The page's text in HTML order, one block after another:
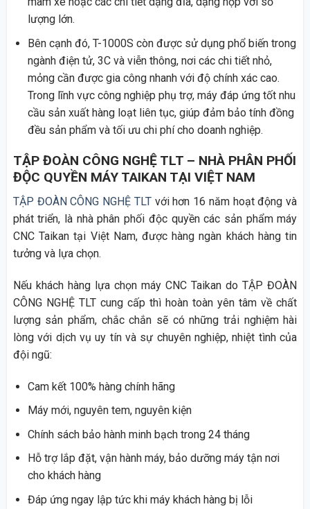
lượng lớn.
Bên cạnh đó, T-1000S còn được sử dụng phổ biến trong
ngành điện tử, 3C và viễn thông, nơi các chi tiết nhỏ,
mỏng cần được gia công nhanh với độ chính xác cao.
Trong lĩnh vực công nghiệp phụ trợ, máy đáp ứng tốt nhu
cầu sản xuất hàng loạt liên tục, giúp đảm bảo tính đồng
đều sản phẩm và tối ưu chi phí cho doanh nghiệp.
TẬP ĐOÀN CÔNG NGHỆ TLT – NHÀ PHÂN PHỐI
ĐỘC QUYỀN MÁY TAIKAN TẠI VIỆT NAM
TẬP ĐOÀN CÔNG NGHỆ TLTvới hơn 16 năm hoạt động và
phát triển, là nhà phân phối độc quyền các sản phẩm máy
CNC Taikan tại Việt Nam, được hàng ngàn khách hàng tin
tưởng và lựa chọn.
Nếu khách hàng lựa chọn máy CNC Taikan do TẬP ĐOÀN
CÔNG NGHỆ TLT cung cấp thì hoàn toàn yên tâm về chất
lượng sản phẩm, chắc chắn sẽ có những trải nghiệm hài
lòng với dịch vụ uy tín và sự chuyên nghiệp, nhiệt tình của
đội ngũ:
Cam kết 100% hàng chính hãng
Máy mới, nguyên tem, nguyên kiện
Chính sách bảo hành minh bạch trong 24 tháng
Hỗ trợ lắp đặt, vận hành máy, bảo dưỡng máy tận nơi
cho khách hàng
Đáp ứng ngay lập tức khi máy khách hàng bị lỗi